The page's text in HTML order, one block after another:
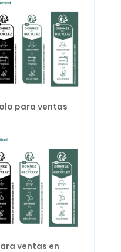
para ventas
ventas en